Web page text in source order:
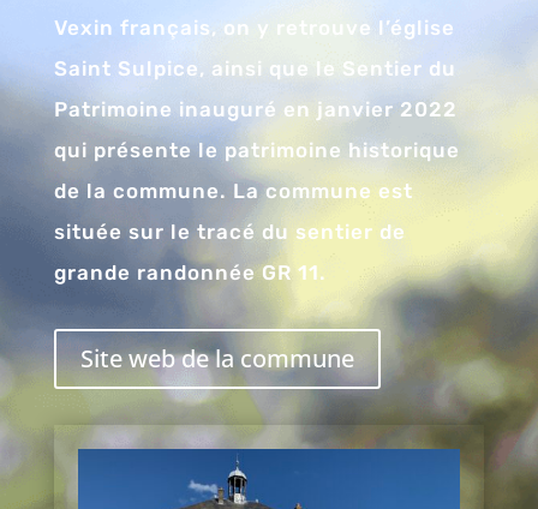
Vexin français, on y retrouve l’église
Saint Sulpice, ainsi que le Sentier du
Patrimoine inauguré en janvier 2022
qui présente le patrimoine historique
de la commune. La commune est
située sur le tracé du sentier de
grande randonnée GR 11.
Site web de la commune